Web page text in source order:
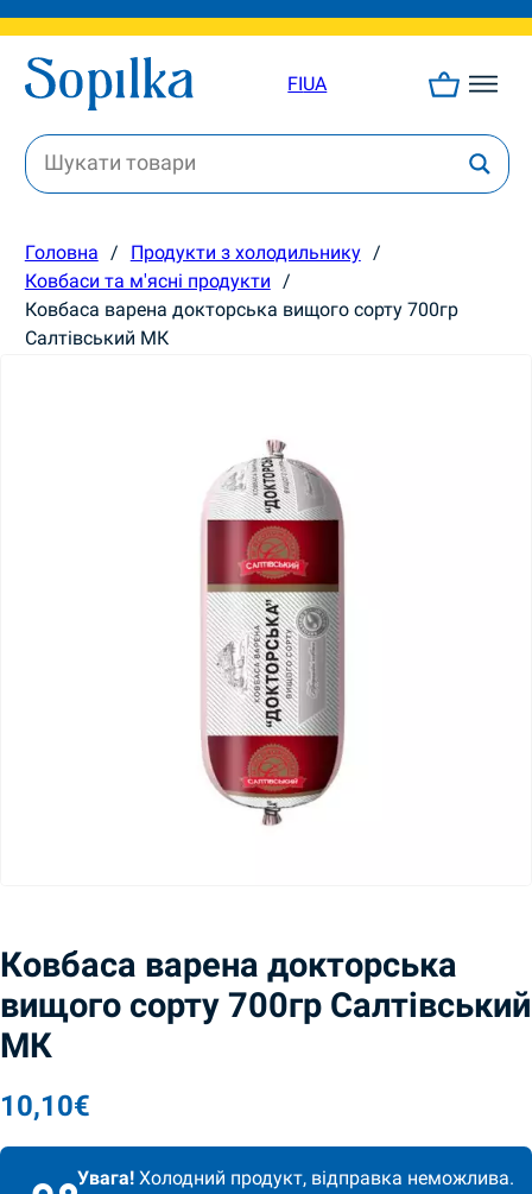
FIUA
Головна / Продукти з холодильнику /
Ковбаси та м'ясні продукти /
Ковбаса варена докторська вищого сорту 700гр
Салтівський МК
Ковбаса варена докторська
вищого сорту 700гр Салтівський
МК
10,10€
Увага! Холодний продукт, відправка неможлива.